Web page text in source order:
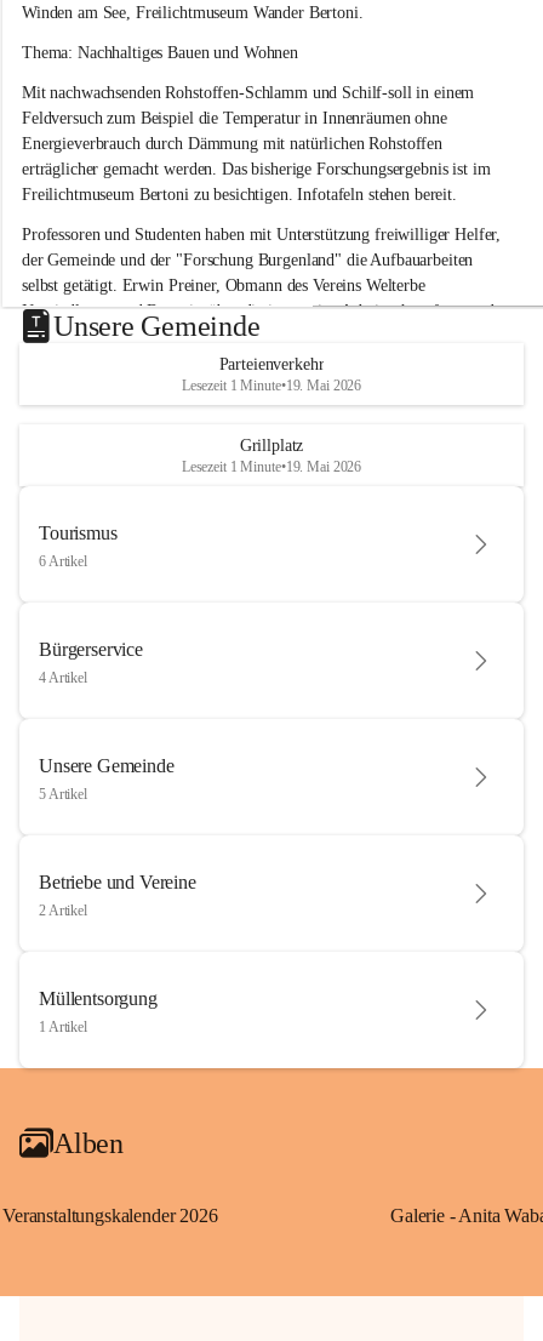
n
e
a
m
S
e
e
Winden am See, Freilichtmuseum Wander Bertoni.
Thema: Nachhaltiges Bauen und Wohnen
Mit nachwachsenden Rohstoffen-Schlamm und Schilf-soll in einem
Feldversuch zum Beispiel die Temperatur in Innenräumen ohne
Energieverbrauch durch Dämmung mit natürlichen Rohstoffen
erträglicher gemacht werden. Das bisherige Forschungsergebnis ist im
Freilichtmuseum Bertoni zu besichtigen. Infotafeln stehen bereit.
Professoren und Studenten haben mit Unterstützung freiwilliger Helfer,
der Gemeinde und der "Forschung Burgenland" die Aufbauarbeiten
selbst getätigt. Erwin Preiner, Obmann des Vereins Welterbe
Neusiedlersee und Bgm. ist über die innovative Arbeit sehr erfreut und
hofft auf baldige praktische Anwendung der Forschungsergebnisse.
Gerade in Zeiten des Klimawandels ist jede technologische Innovation
wichtig!
Unsere Gemeinde
Parteienverkehr
Lesezeit 1 Minute•19. Mai 2026
Grillplatz
Lesezeit 1 Minute•19. Mai 2026
Tourismus
6 Artikel
Bürgerservice
4 Artikel
Unsere Gemeinde
5 Artikel
Betriebe und Vereine
2 Artikel
Müllentsorgung
1 Artikel
Alben
Veranstaltungskalender 2026 Galerie - Anita